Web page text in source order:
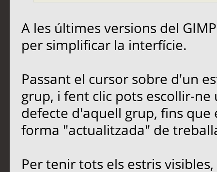
A les últimes versions del
per simplificar la interfície.
Passant el cursor sobre d'un
grup, i fent clic pots escollir-
defecte d'aquell grup, fins que
forma "actualitzada" de
Per tenir tots els estris